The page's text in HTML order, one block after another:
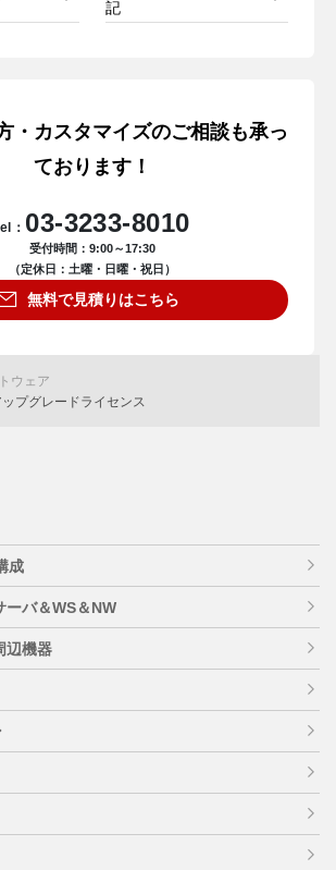
記
・カスタマイズのご相談も承っ
ております！
： 03-3233-8010
受付時間：9:00～17:30
（定休日：土曜・日曜・祝日）
無料で見積りはこちら
ウェア
プグレードライセンス
成
バ＆WS＆NW
辺機器